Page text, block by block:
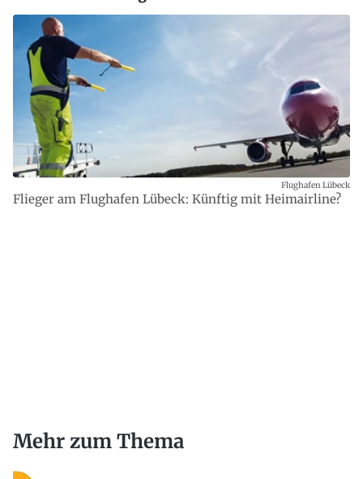
Flieger am Flughafen Lübeck: Künftig mit Heimairline?
Flughafen Lübeck
Mehr zum Thema